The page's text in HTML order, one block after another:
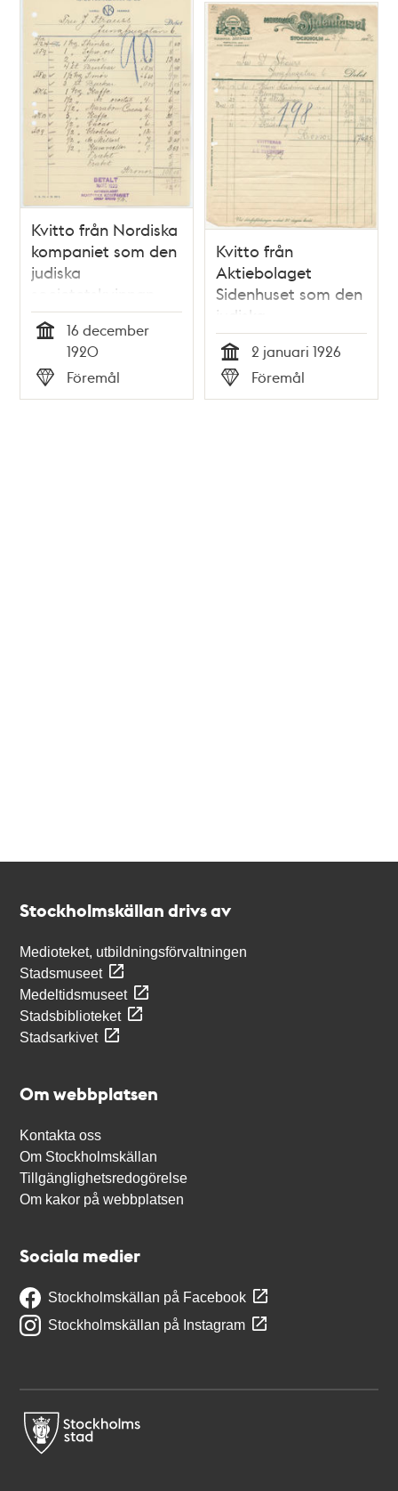
Kvitto från Nordiska
kompaniet som den
judiska
societetskvinnan
Irene Strauss
sparade16 december
1920
Typ
Föremål
Kvitto från
Aktiebolaget
Sidenhuset som den
judiska
societetskvinnan
Irene Strauss
sparade
Tid
2 januari 1926
Typ
Föremål
Stockholmskällan drivs av
Medioteket, utbildningsförvaltningen
Stadsmuseet
Medeltidsmuseet
Stadsbiblioteket
Stadsarkivet
Om webbplatsen
Kontakta oss
Om Stockholmskällan
Tillgänglighetsredogörelse
Om kakor på webbplatsen
Sociala medier
Stockholmskällan på Facebook
Stockholmskällan på Instagram